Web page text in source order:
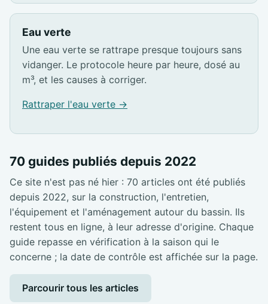
Eau verte
Une eau verte se rattrape presque toujours sans
vidanger. Le protocole heure par heure, dosé au
m³, et les causes à corriger.
Rattraper l'eau verte →
70 guides publiés depuis 2022
Ce site n'est pas né hier : 70 articles ont été publiés
depuis 2022, sur la construction, l'entretien,
l'équipement et l'aménagement autour du bassin. Ils
restent tous en ligne, à leur adresse d'origine. Chaque
guide repasse en vérification à la saison qui le
concerne ; la date de contrôle est affichée sur la page.
Parcourir tous les articles